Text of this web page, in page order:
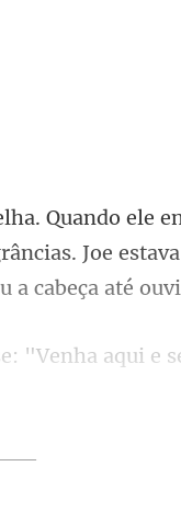
Joe estava
"Venha
——